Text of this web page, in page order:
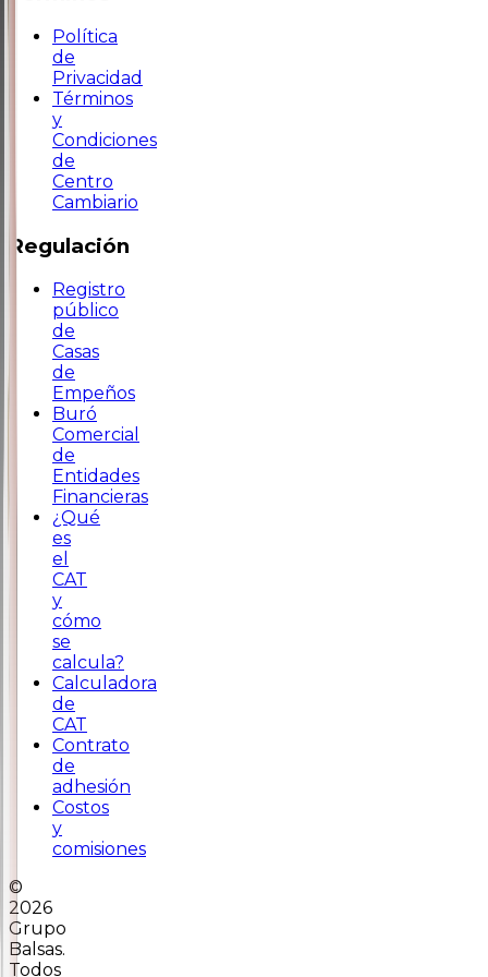
Política
de
Privacidad
Términos
y
Condiciones
de
Centro
Cambiario
Regulación
Registro
público
de
Casas
de
Empeños
Buró
Comercial
de
Entidades
Financieras
¿Qué
es
el
CAT
y
cómo
se
calcula?
Calculadora
de
CAT
Contrato
de
adhesión
Costos
y
comisiones
©
2026
Grupo
Balsas.
Todos